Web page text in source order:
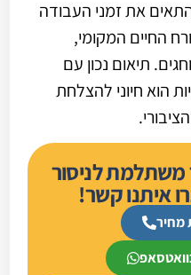
את זמני העבודה
החיים המקומי,
תיאום נכון עם
הוא חיוני להצלחת
לניסור
איתנו קשר!
מחיר